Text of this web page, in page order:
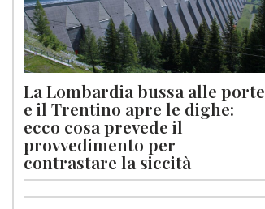
La Lombardia bussa alle porte
e il Trentino apre le dighe:
ecco cosa prevede il
provvedimento per
contrastare la siccità